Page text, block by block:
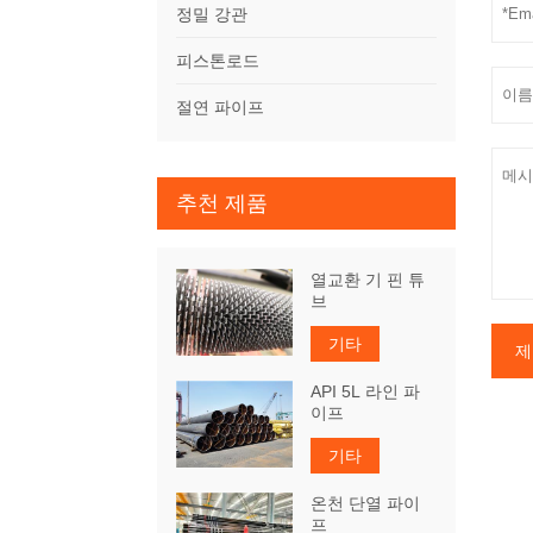
정밀 강관
피스톤로드
절연 파이프
추천 제품
열교환 기 핀 튜
브
기타
API 5L 라인 파
이프
기타
온천 단열 파이
프